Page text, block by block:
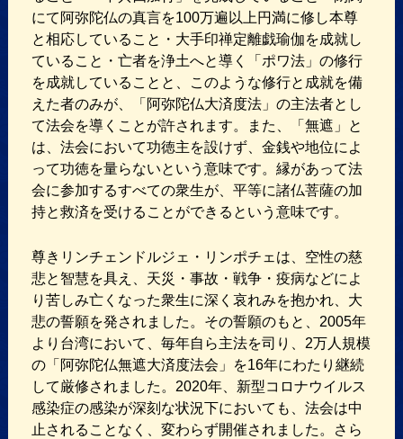
にて阿弥陀仏の真言を100万遍以上円満に修し本尊
と相応していること・大手印禅定離戯瑜伽を成就し
ていること・亡者を浄土へと導く「ポワ法」の修行
を成就していることと、このような修行と成就を備
えた者のみが、「阿弥陀仏大済度法」の主法者とし
て法会を導くことが許されます。また、「無遮」と
は、法会において功徳主を設けず、金銭や地位によ
って功徳を量らないという意味です。縁があって法
会に参加するすべての衆生が、平等に諸仏菩薩の加
持と救済を受けることができるという意味です。
尊きリンチェンドルジェ・リンポチェは、空性の慈
悲と智慧を具え、天災・事故・戦争・疫病などによ
り苦しみ亡くなった衆生に深く哀れみを抱かれ、大
悲の誓願を発されました。その誓願のもと、2005年
より台湾において、毎年自ら主法を司り、2万人規模
の「阿弥陀仏無遮大済度法会」を16年にわたり継続
して厳修されました。2020年、新型コロナウイルス
感染症の感染が深刻な状況下においても、法会は中
止されることなく、変わらず開催されました。さら